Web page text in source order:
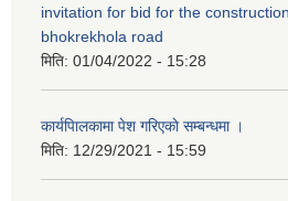
invitation for bid for the
bhokrekhola road
मिति: 01/04/2022 - 15:28
कार्यपािलकामा पेश गरिएकाे सम्बन्धमा ।
मिति: 12/29/2021 - 15:59